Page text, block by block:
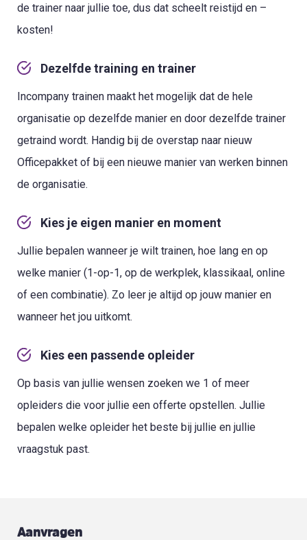
de trainer naar jullie toe, dus dat scheelt reistijd en –
kosten!
Dezelfde training en trainer
Incompany trainen maakt het mogelijk dat de hele
organisatie op dezelfde manier en door dezelfde trainer
getraind wordt. Handig bij de overstap naar nieuw
Officepakket of bij een nieuwe manier van werken binnen
de organisatie.
Kies je eigen manier en moment
Jullie bepalen wanneer je wilt trainen, hoe lang en op
welke manier (1-op-1, op de werkplek, klassikaal, online
of een combinatie). Zo leer je altijd op jouw manier en
wanneer het jou uitkomt.
Kies een passende opleider
Op basis van jullie wensen zoeken we 1 of meer
opleiders die voor jullie een offerte opstellen. Jullie
bepalen welke opleider het beste bij jullie en jullie
vraagstuk past.
Aanvragen